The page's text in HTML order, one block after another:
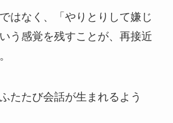
はなく、「やりとりして嫌じ
う感覚を残すことが、再接近
たたび会話が生まれるよう